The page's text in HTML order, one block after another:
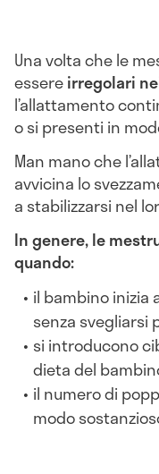
Una volta che le
essereirregolari
l’allattamento
o si presenti in
Man mano che
avvicina lo
a stabilizzarsi nel
In genere, le
quando:
il bambino inizia
senza svegliarsi
si introducono
dieta del
il numero di
modo